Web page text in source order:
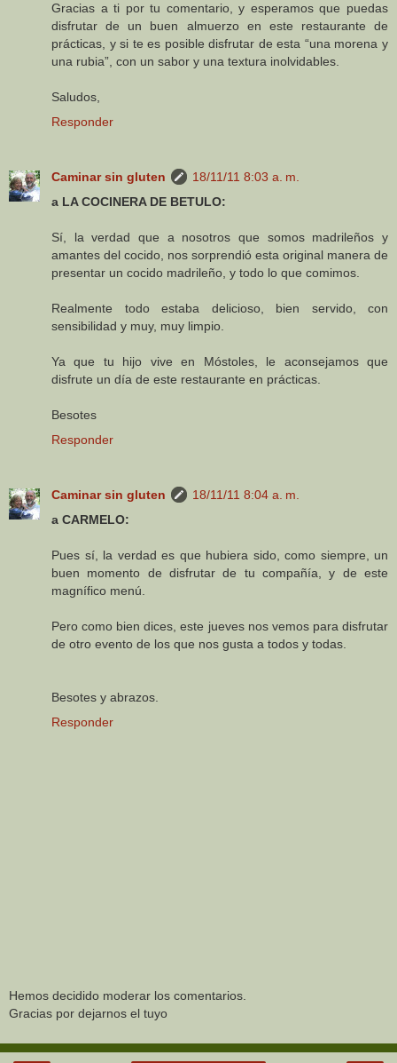
Gracias a ti por tu comentario, y esperamos que puedas
disfrutar de un buen almuerzo en este restaurante de
prácticas, y si te es posible disfrutar de esta “una morena y
una rubia”, con un sabor y una textura inolvidables.
Saludos,
Responder
Caminar sin gluten
18/11/11 8:03 a. m.
a LA COCINERA DE BETULO:
Sí, la verdad que a nosotros que somos madrileños y
amantes del cocido, nos sorprendió esta original manera de
presentar un cocido madrileño, y todo lo que comimos.
Realmente todo estaba delicioso, bien servido, con
sensibilidad y muy, muy limpio.
Ya que tu hijo vive en Móstoles, le aconsejamos que
disfrute un día de este restaurante en prácticas.
Besotes
Responder
Caminar sin gluten
18/11/11 8:04 a. m.
a CARMELO:
Pues sí, la verdad es que hubiera sido, como siempre, un
buen momento de disfrutar de tu compañía, y de este
magnífico menú.
Pero como bien dices, este jueves nos vemos para disfrutar
de otro evento de los que nos gusta a todos y todas.
Besotes y abrazos.
Responder
Hemos decidido moderar los comentarios.
Gracias por dejarnos el tuyo